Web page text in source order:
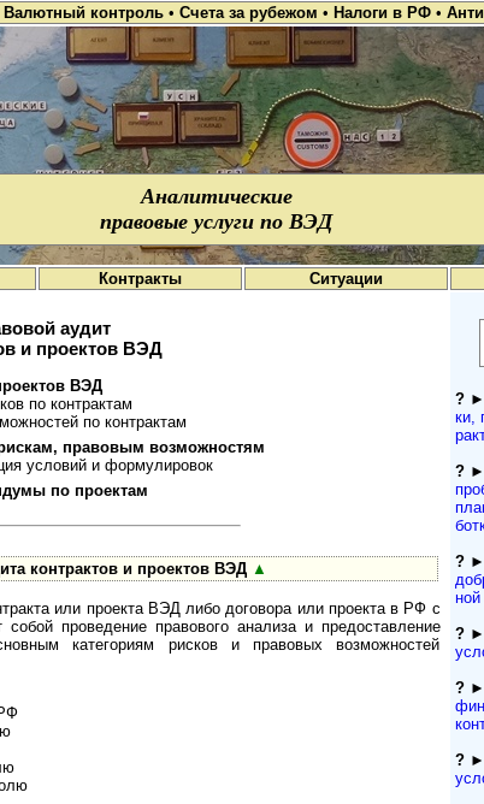
Валютный контроль • Счета за рубежом • Налоги в РФ •
Аналитические
правовые услуги по ВЭД
Контракты Ситуации
аудит
и проектов ВЭД
ВЭД
по контрактам
по контрактам
правовым возможностям
условий и формулировок
по проектам
контрактов и проектов ВЭД ▲
или проекта ВЭД либо договора или проекта в РФ с
проведение правового анализа и предоставление
категориям рисков и правовых возможностей
?►
ки,
?►
?►
ной
?►
?►
?►